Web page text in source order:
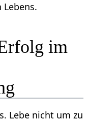
Lebens.
im
Lebe nicht um zu